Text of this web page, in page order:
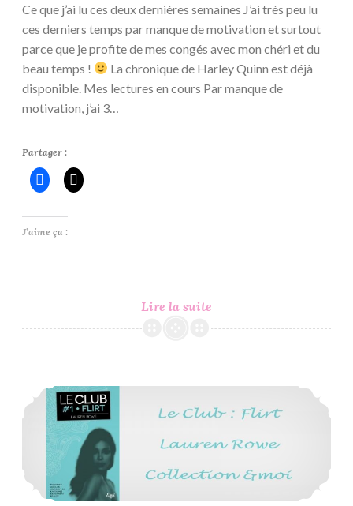
Ce que j’ai lu ces deux dernières semaines J’ai très peu lu
ces derniers temps par manque de motivation et surtout
parce que je profite de mes congés avec mon chéri et du
beau temps !
La chronique de Harley Quinn est déjà
disponible. Mes lectures en cours Par manque de
motivation, j’ai 3…
Lire la suite
Lundi,
Vous
?
#88
Partager :
J’aime ça :
Le Club #1 : Flirt – Lauren Rowe